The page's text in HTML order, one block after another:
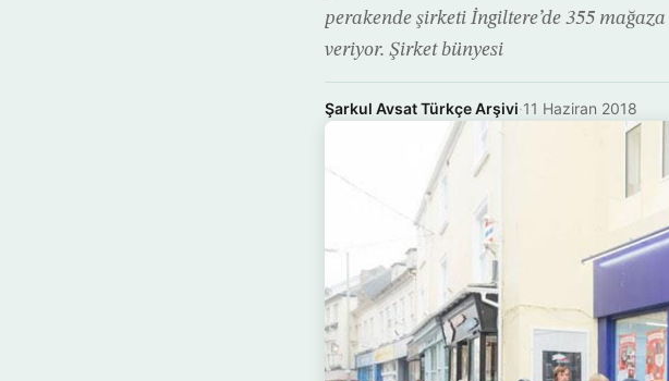
perakende şirketi İngiltere’de 355
veriyor. Şirket bünyesi
Şarkul Avsat Türkçe Arşivi·11 Haziran 2018